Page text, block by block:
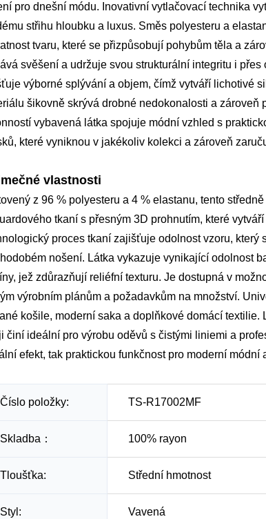
pro dnešní módu. Inovativní vytlačovací technika
střihu hloubku a luxus. Směs polyesteru a
tvaru, které se přizpůsobují pohybům těla a
svěšení a udržuje svou strukturální integritu i
výborné splývání a objem, čímž vytváří lichotivé
šikovně skrývá drobné nedokonalosti a zároveň
vybavená látka spojuje módní vzhled s
které vyniknou v jakékoliv kolekci a zároveň
vlastnosti
z 96 % polyesteru a 4 % elastanu, tento
tkaní s přesným 3D prohnutím, které
proces tkaní zajišťuje odolnost vzoru,
nošení. Látka vykazuje vynikající odolnost
jež zdůrazňují reliéfní texturu. Je dostupná v
výrobním plánům a požadavkům na množství.
košile, moderní saka a doplňkové domácí
činí ideální pro výrobu oděvů s čistými liniemi a
efekt, tak praktickou funkčnost pro moderní módní
Číslo položky: TS-R17002MF
Skladba： 100% rayon
Tloušťka: Střední hmotnost
Styl: Vavená